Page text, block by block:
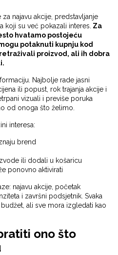
za najavu akcije, predstavljanje
koji su već pokazali interes. Za
hvatamo postojeću
potaknuti kupnju kod
proizvod, ali ih dobra
Najbolje rade jasni
ili popust, rok trajanja akcije i
vizuali i previše poruka
od onoga što želimo.
interesa:
brend
ili dodali u košaricu
ponovno aktivirati
najavu akcije, početak
i završni podsjetnik. Svaka
ali sve mora izgledati kao
ono što